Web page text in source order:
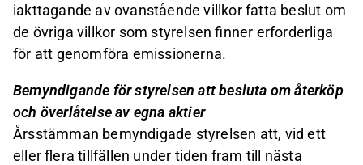
iakttagande av ovanstående villkor fatta beslut om
de övriga villkor som styrelsen finner erforderliga
för att genomföra emissionerna.
Bemyndigande för styrelsen att besluta om återköp
och överlåtelse av egna aktier
Årsstämman bemyndigade styrelsen att, vid ett
eller flera tillfällen under tiden fram till nästa